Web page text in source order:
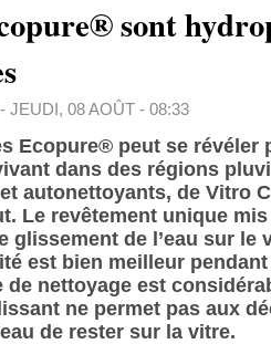
sont
JEUDI, 08 AOÛT - 08:33
Ecopure® peut se
dans des régions
autonettoyants, de Vitro
Le revêtement unique
glissement de l’eau sur le
est bien meilleur
de nettoyage est
ne permet pas aux
de rester sur la vitre.